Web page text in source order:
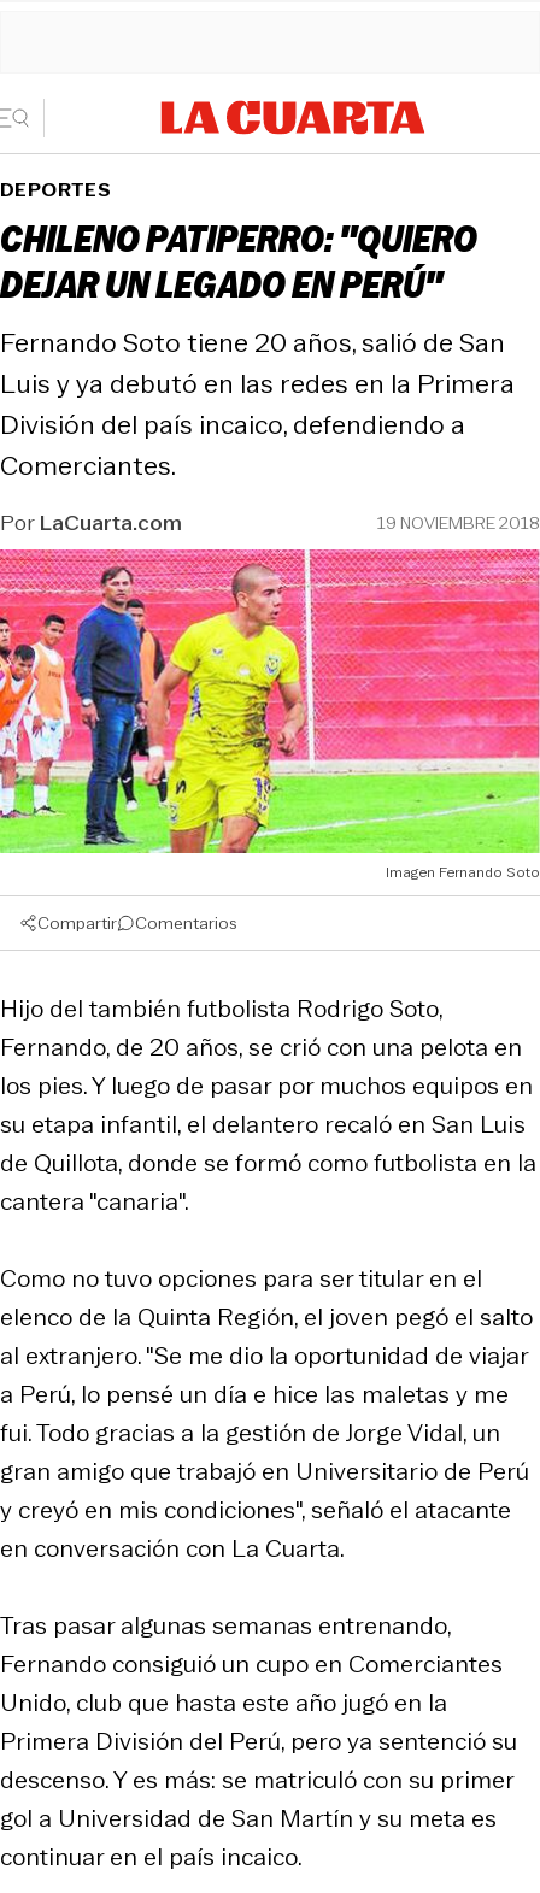
DEPORTES
CHILENO PATIPERRO: "QUIERO
DEJAR UN LEGADO EN PERÚ"
Fernando Soto tiene 20 años, salió de San
Luis y ya debutó en las redes en la Primera
División del país incaico, defendiendo a
Comerciantes.
PorLaCuarta.com 19 NOVIEMBRE 2018
Imagen Fernando Soto
Compartir Comentarios
Hijo del también futbolista Rodrigo Soto,
Fernando, de 20 años, se crió con una pelota en
los pies. Y luego de pasar por muchos equipos en
su etapa infantil, el delantero recaló en San Luis
de Quillota, donde se formó como futbolista en la
cantera "canaria".
Como no tuvo opciones para ser titular en el
elenco de la Quinta Región, el joven pegó el salto
al extranjero. "Se me dio la oportunidad de viajar
a Perú, lo pensé un día e hice las maletas y me
fui. Todo gracias a la gestión de Jorge Vidal, un
gran amigo que trabajó en Universitario de Perú
y creyó en mis condiciones", señaló el atacante
en conversación con La Cuarta.
Tras pasar algunas semanas entrenando,
Fernando consiguió un cupo en Comerciantes
Unido, club que hasta este año jugó en la
Primera División del Perú, pero ya sentenció su
descenso. Y es más: se matriculó con su primer
gol a Universidad de San Martín y su meta es
continuar en el país incaico.